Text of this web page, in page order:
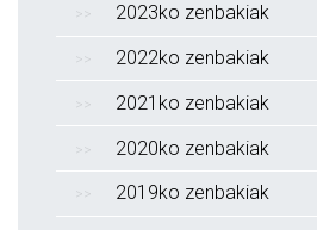
2023ko zenbakiak
2022ko zenbakiak
2021ko zenbakiak
2020ko zenbakiak
2019ko zenbakiak